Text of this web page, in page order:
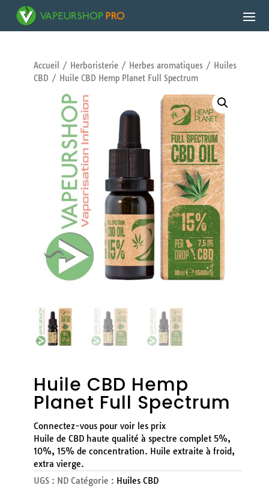
Accueil / Herboristerie/ Herbes aromatiques/ Huiles
CBD / Huile CBD Hemp Planet Full Spectrum
Huile CBD Hemp
Planet Full Spectrum
Connectez-vous pour voir les prix
Huile de CBD haute qualité à spectre complet 5%,
10%, 15% de concentration. Huile extraite à froid,
extra vierge.
UGS : ND Catégorie : Huiles CBD